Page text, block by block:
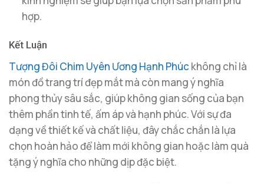
hợp.
Kết Luận
Tượng Đôi Chim Uyên Ương Hạnh Phúckhông chỉ là
món đồ trang trí đẹp mắt mà còn mang ý nghĩa
phong thủy sâu sắc, giúp không gian sống của bạn
thêm phần tinh tế, ấm áp và hạnh phúc. Với sự đa
dạng về thiết kế và chất liệu, đây chắc chắn là lựa
chọn hoàn hảo để làm mới không gian hoặc làm quà
tặng ý nghĩa cho những dịp đặc biệt.